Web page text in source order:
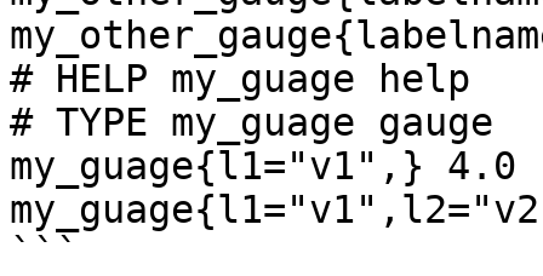
# HELP my_guage help
# TYPE my_guage gauge
my_guage{l1="v1",} 4.0
```